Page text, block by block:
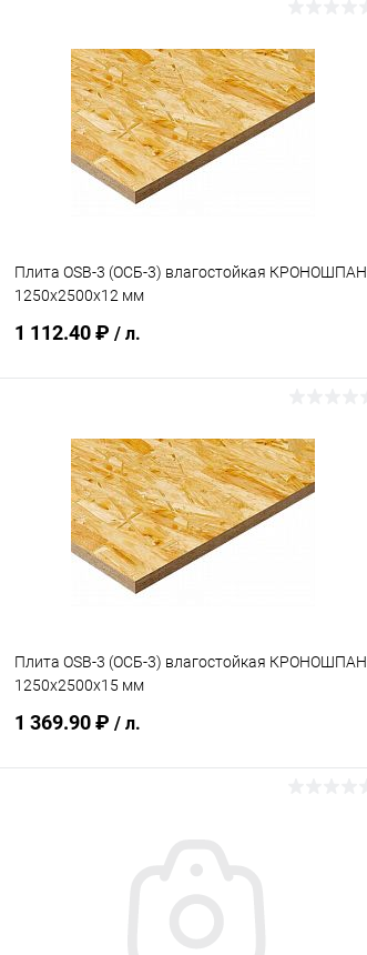
Плита OSB-3 (ОСБ-3) влагостойкая КРОНОШПАН
1250х2500х12 мм
1 112.40 ₽ / л.
Купить в 1 клик Сравнение
В избранное В наличии
Плита OSB-3 (ОСБ-3) влагостойкая КРОНОШПАН
1250х2500х15 мм
1 369.90 ₽ / л.